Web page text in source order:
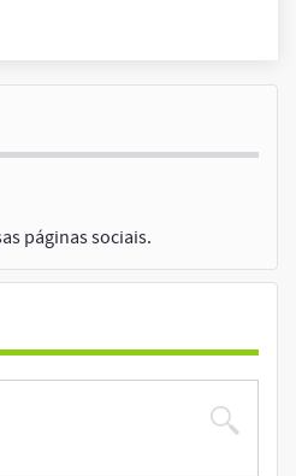
páginas sociais.